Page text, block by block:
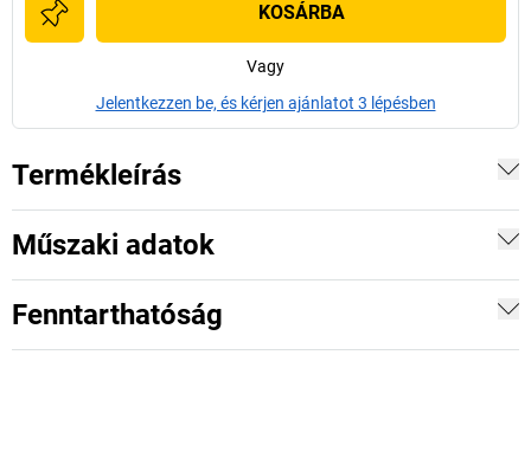
KOSÁRBA
Vagy
Jelentkezzen be, és kérjen ajánlatot 3 lépésben
Termékleírás
Műszaki adatok
Fenntarthatóság